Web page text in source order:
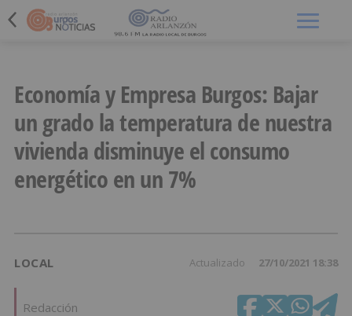
Economía y Empresa Burgos: Bajar
un grado la temperatura de nuestra
vivienda disminuye el consumo
energético en un 7%
LOCAL Actualizado 27/10/2021 18:38
Redacción